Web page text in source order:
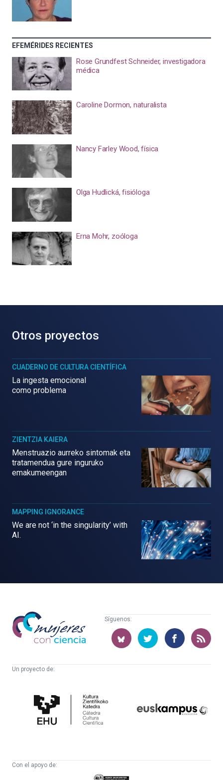
EFEMÉRIDES RECIENTES
Rose Grundfest Schneider, investigadora
médica
Caroline Dormon, naturalista
Nancy Farley Wood, física
Olga Hudlická, fisióloga
Erna Mohr, zoóloga
Otros proyectos
CUADERNO DE CULTURA CIENTÍFICA
La ingesta emocional
como problema
ZIENTZIA KAIERA
Menstruazio aurreko sintomak eta
tratamendua gure inguruko
emakumeengan
MAPPING IGNORANCE
We are not ‘in the singularity’ with
AI.
Mujeres
con
ciencia
Síguenos:
Un proyecto de:
Cultura
Científica
Con el apoyo de: